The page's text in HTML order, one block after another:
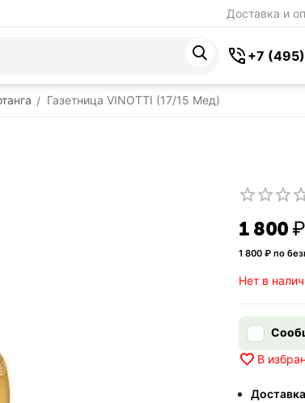
Доставка и
+7
/ Газетница VINOTTI (17/15 Мед)
1 800₽
1 800 ₽ по
Нет в
В